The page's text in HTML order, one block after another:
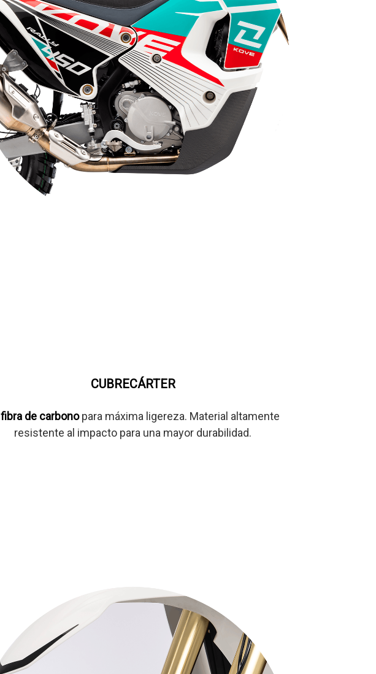
CUBRECÁRTER
fibra de carbonopara máxima ligereza. Material altamente
resistente al impacto para una mayor durabilidad.